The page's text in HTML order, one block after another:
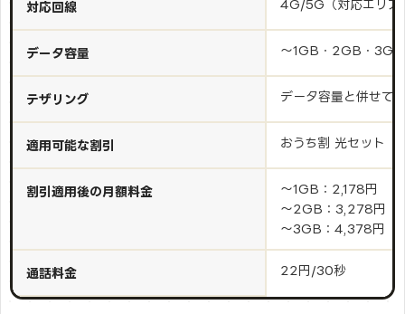
対応回線 4G/5G（対応エリア
データ容量 〜1GB・2GB・3GB
テザリング データ容量と併せて
適用可能な割引 おうち割 光セット
割引適用後の月額料金
〜1GB：2,178円
〜2GB：3,278円
〜3GB：4,378円
通話料金 22円/30秒